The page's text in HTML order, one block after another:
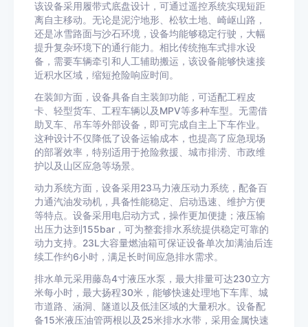
该设备采用履带式底盘设计，可通过遥控系统实现短距
离自主移动。无论是泥泞地形、松软土地、崎岖山路，
还是冰雪路面与沙石环境，设备均能够稳定行驶，大幅
提升复杂环境下的通行能力。相比传统拖车式排水设
备，需要车辆牵引和人工辅助搬运，该设备能够快速接
近积水区域，缩短抢险响应时间。
在装卸方面，设备具备自主装卸功能，可适配工程皮
卡、轻型货车、工程车辆以及MPV等多种车型。无需借
助叉车、吊车等外部设备，即可完成自主上下车作业。
这种设计不仅降低了设备运输成本，也提高了应急现场
的部署效率，特别适用于抢险救援、城市排涝、市政维
护以及山区应急等场景。
动力系统方面，设备采用23马力液压动力系统，配备百
力通汽油发动机，具备性能稳定、启动迅速、维护方便
等特点。设备采用电启动方式，操作更加便捷；液压输
出压力达到155bar，可为整套排水系统提供稳定可靠的
动力支持。23L大容量燃油箱可保证设备单次加满油后连
续工作约6小时，满足长时间应急排水需求。
排水单元采用藤岛4寸液压水泵，最大排量可达230立方
米每小时，最大扬程30米，能够快速处理地下车库、城
市道路、涵洞、隧道以及低洼区域的大量积水。设备配
备15米液压油管两根以及25米排水水带，采用金属快速